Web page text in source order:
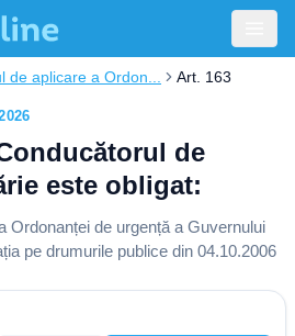
de aplicare a Ordon... Art. 163
de
este obligat:
Ordonanței de urgență a Guvernului
pe drumurile publice din 04.10.2006